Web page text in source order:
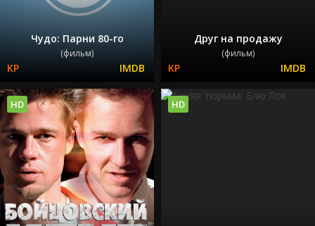
Чудо: Парни 80-го
(фильм)
Друг на продажу
(фильм)
HD HD